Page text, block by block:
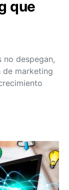
que
no despegan,
de marketing